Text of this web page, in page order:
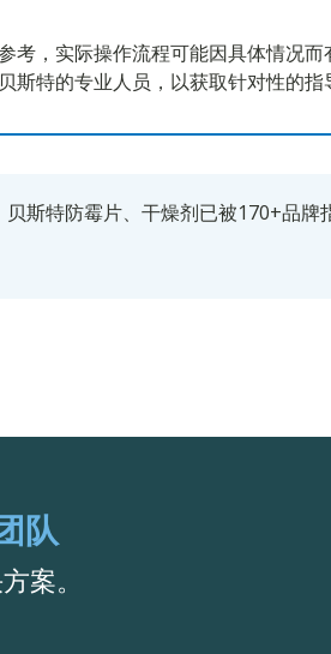
考，实际操作流程可能因具体情况
斯特的专业人员，以获取针对性的
贝斯特防霉片、干燥剂已被170+品牌
队
案。